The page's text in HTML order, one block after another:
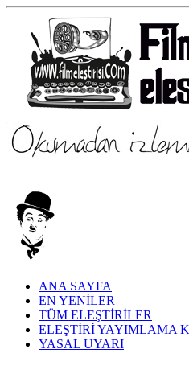
ANA SAYFA
EN YENİLER
TÜM ELEŞTİRİLER
ELEŞTİRİ YAYIMLAMA
YASAL UYARI